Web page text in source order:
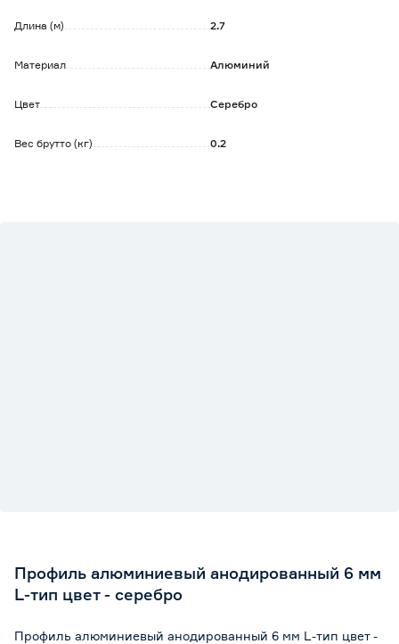
Длина (м) 2.7
Материал Алюминий
Цвет Серебро
Вес брутто (кг) 0.2
Профиль алюминиевый анодированный 6 мм
L-тип цвет - серебро
Профиль алюминиевый анодированный 6 мм L-тип цвет -